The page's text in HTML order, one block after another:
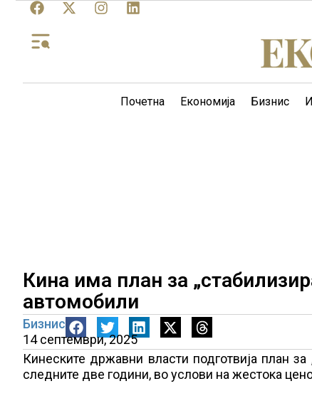
Почетна Економија Бизнис
Кина има план за
автомобили
Бизнис
14 септември, 2025
Кинеските државни власти подготвија план
следните две години, во услови на жестока